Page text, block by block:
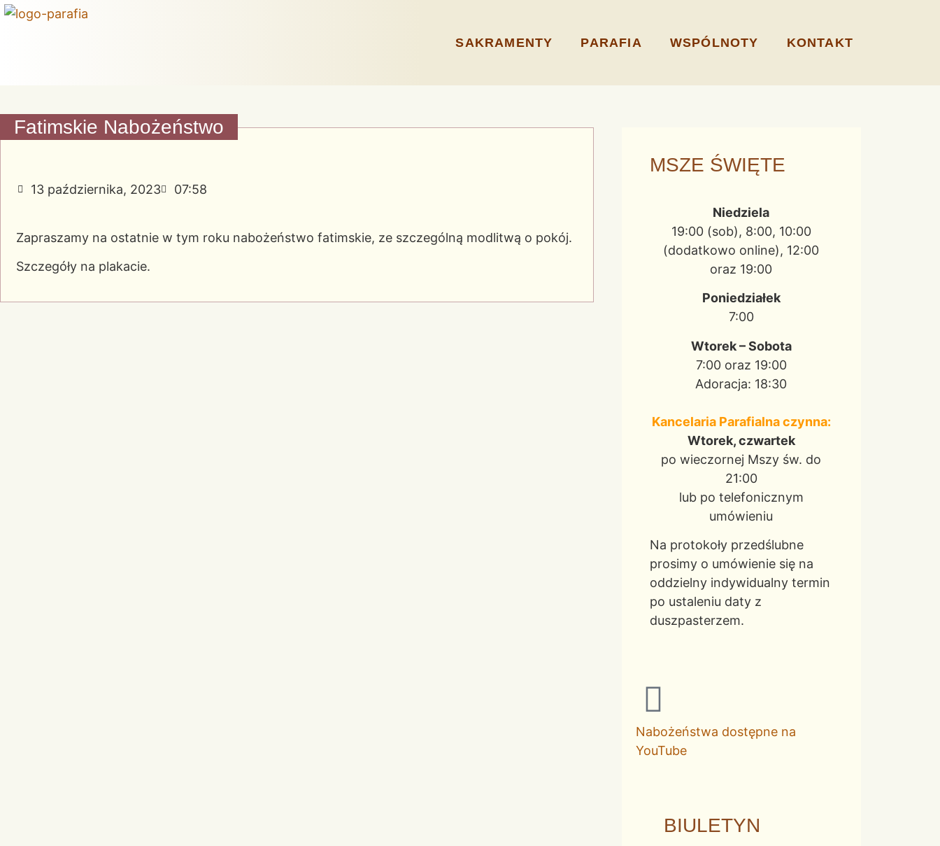
SAKRAMENTY PARAFIA WSPÓLNOTY KONTAKT
Fatimskie Nabożeństwo
13 października, 2023 07:58
Zapraszamy na ostatnie w tym roku nabożeństwo fatimskie, ze szczególną modlitwą o pokój.
Szczegóły na plakacie.
MSZE ŚWIĘTE
Niedziela
19:00 (sob), 8:00, 10:00
(dodatkowo online), 12:00
oraz 19:00
Poniedziałek
7:00
Wtorek – Sobota
7:00 oraz 19:00
Adoracja: 18:30
Kancelaria Parafialna czynna:
Wtorek, czwartek
po wieczornej Mszy św. do
21:00
lub po telefonicznym
umówieniu
Na protokoły przedślubne
prosimy o umówienie się na
oddzielny indywidualny termin
po ustaleniu daty z
duszpasterzem.
Nabożeństwa dostępne na
YouTube
BIULETYN